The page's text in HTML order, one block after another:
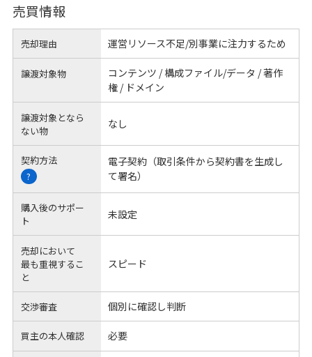
売買情報
売却理由 運営リソース不足/別事業に注力するため
譲渡対象物
コンテンツ / 構成ファイル/データ / 著作
権 / ドメイン
譲渡対象となら
ない物
なし
契約方法
?
電子契約（取引条件から契約書を生成し
て署名）
購入後のサポー
ト
未設定
売却において
最も重視するこ
と
スピード
交渉審査 個別に確認し判断
買主の本人確認 必要